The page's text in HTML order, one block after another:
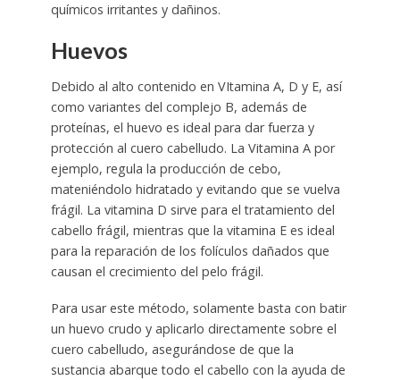
químicos irritantes y dañinos.
Huevos
Debido al alto contenido en VItamina A, D y E, así
como variantes del complejo B, además de
proteínas, el huevo es ideal para dar fuerza y
protección al cuero cabelludo. La Vitamina A por
ejemplo, regula la producción de cebo,
mateniéndolo hidratado y evitando que se vuelva
frágil. La vitamina D sirve para el tratamiento del
cabello frágil, mientras que la vitamina E es ideal
para la reparación de los folículos dañados que
causan el crecimiento del pelo frágil.
Para usar este método, solamente basta con batir
un huevo crudo y aplicarlo directamente sobre el
cuero cabelludo, asegurándose de que la
sustancia abarque todo el cabello con la ayuda de